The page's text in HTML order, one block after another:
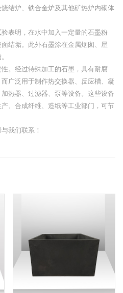
结炉、铁合金炉及其他矿热炉内砌体
表明，在水中加入一定量的石墨粉
结垢。此外石墨涂在金属烟囱、屋
。经过特殊加工的石墨，具有耐腐
广泛用于制作热交换器、反应槽、凝
热器、过滤器、泵等设备。这些设备
、合成纤维、造纸等工业部门，可节
我们联系！